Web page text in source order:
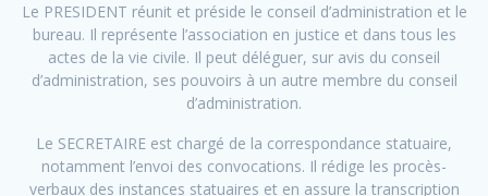
Le PRESIDENT réunit et préside le conseil d’administration et le
bureau. Il représente l’association en justice et dans tous les
actes de la vie civile. Il peut déléguer, sur avis du conseil
d’administration, ses pouvoirs à un autre membre du conseil
d’administration.
Le SECRETAIRE est chargé de la correspondance statuaire,
notamment l’envoi des convocations. Il rédige les procès-
verbaux des instances statuaires et en assure la transcription